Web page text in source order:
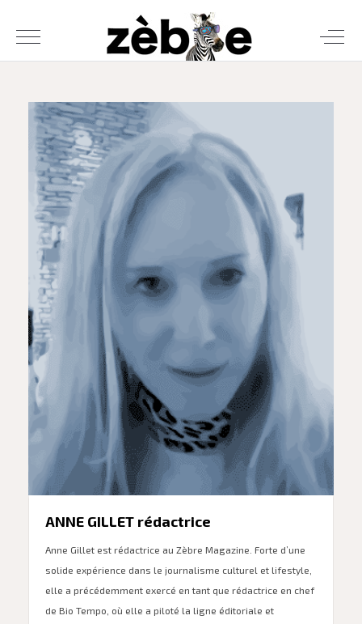
ANNE GILLET rédactrice
Anne Gillet est rédactrice au Zèbre Magazine. Forte d’une
solide expérience dans le journalisme culturel et lifestyle,
elle a précédemment exercé en tant que rédactrice en chef
de Bio Tempo, où elle a piloté la ligne éditoriale et